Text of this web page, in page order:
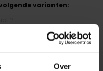
Over
varianten: